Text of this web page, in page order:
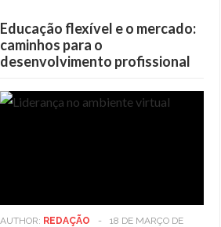
Educação flexível e o mercado:
caminhos para o
desenvolvimento profissional
AUTHOR: REDAÇÃO -
18 DE MARÇO DE